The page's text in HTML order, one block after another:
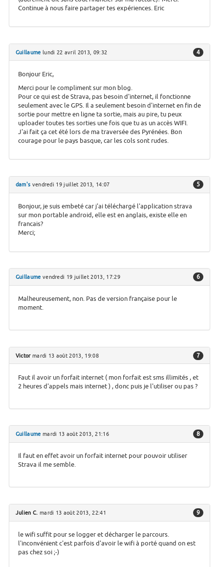
Continue à nous faire partager tes expériences. Eric
Guillaume lundi 22 avril 2013, 09:32 4
Bonjour Eric,
Merci pour le compliment sur mon blog.
Pour ce qui est de Strava, pas besoin d'internet, il fonctionne
seulement avec le GPS. Il a seulement besoin d'internet en fin de
sortie pour mettre en ligne ta sortie, mais au pire, tu peux
uploader toutes tes sorties une fois que tu as un accès WIFI.
J'ai fait ça cet été lors de ma traversée des Pyrénées. Bon
courage pour le pays basque, car les cols sont rudes.
dam's vendredi 19 juillet 2013, 14:07 5
Bonjour, je suis embeté car j'ai téléchargé l'application strava
sur mon portable android, elle est en anglais, existe elle en
francais?
Merci;
Guillaume vendredi 19 juillet 2013, 17:29 6
Malheureusement, non. Pas de version française pour le
moment.
Victormardi 13 août 2013, 19:08 7
Faut il avoir un forfait internet ( mon forfait est sms illimités , et
2 heures d'appels mais internet ) , donc puis je l'utiliser ou pas ?
Guillaume mardi 13 août 2013, 21:16 8
Il faut en effet avoir un forfait internet pour pouvoir utiliser
Strava il me semble.
Julien C. mardi 13 août 2013, 22:41 9
le wifi suffit pour se logger et décharger le parcours.
l'inconvénient c'est parfois d'avoir le wifi à porté quand on est
pas chez soi ;-)